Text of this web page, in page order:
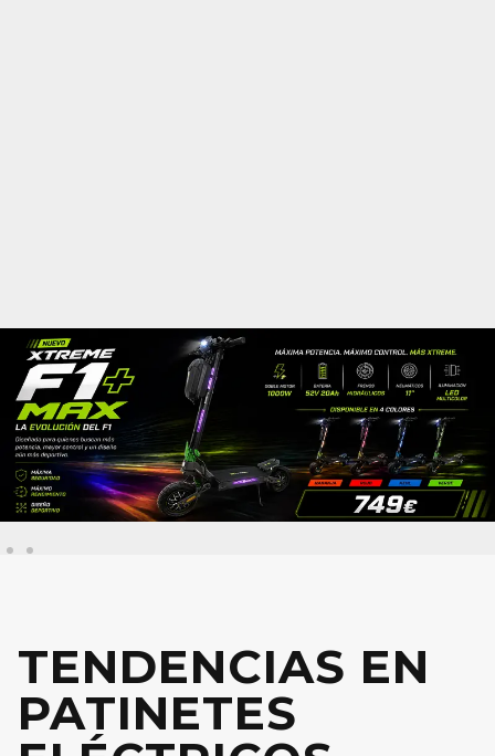
TENDENCIAS EN
PATINETES